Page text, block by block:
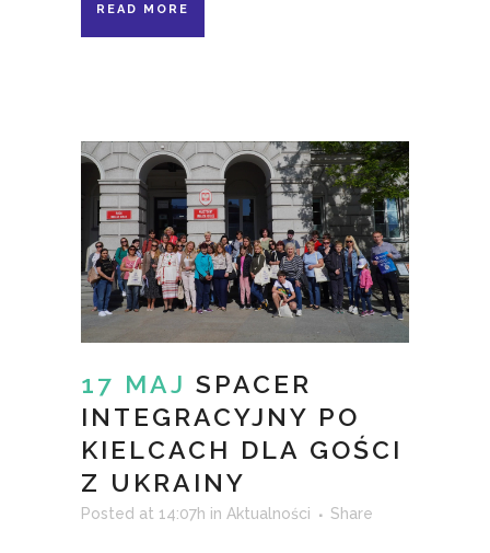
READ MORE
17 MAJ SPACER
INTEGRACYJNY PO
KIELCACH DLA GOŚCI
Z UKRAINY
Posted at 14:07h in Aktualności Share